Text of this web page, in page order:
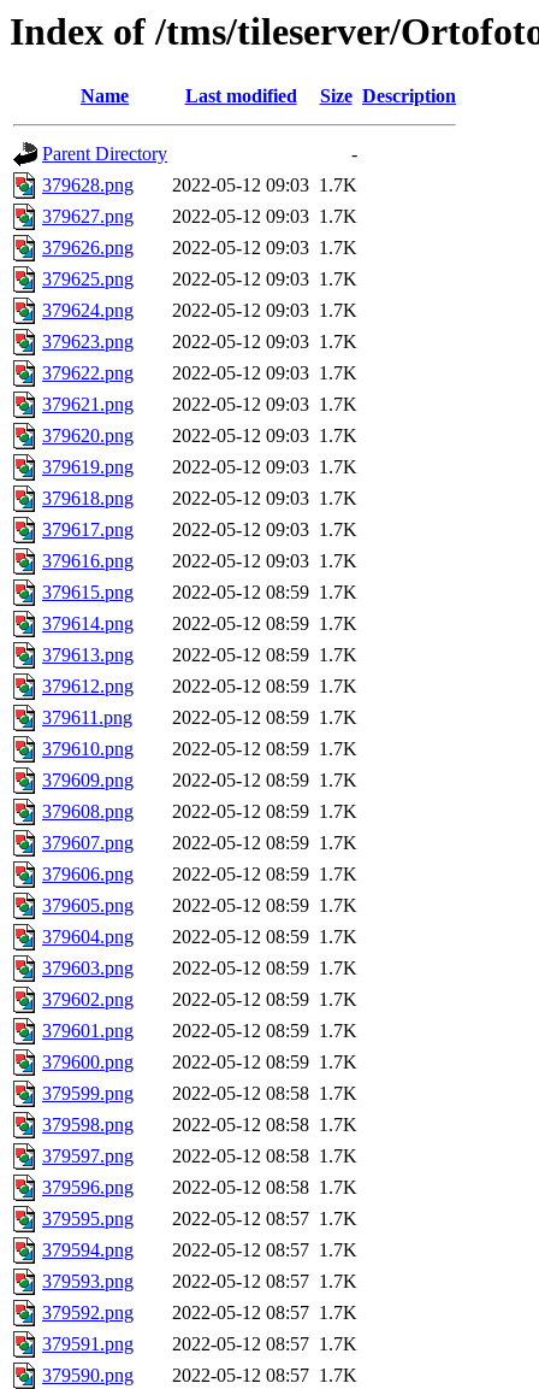
Index of /tms/tileserver/
Name Last modified Size Description
Parent Directory
-
379628.png
2022-05-12 09:03 1.7K
379627.png
2022-05-12 09:03 1.7K
379626.png
2022-05-12 09:03 1.7K
379625.png
2022-05-12 09:03 1.7K
379624.png
2022-05-12 09:03 1.7K
379623.png
2022-05-12 09:03 1.7K
379622.png
2022-05-12 09:03 1.7K
379621.png
2022-05-12 09:03 1.7K
379620.png
2022-05-12 09:03 1.7K
379619.png
2022-05-12 09:03 1.7K
379618.png
2022-05-12 09:03 1.7K
379617.png
2022-05-12 09:03 1.7K
379616.png
2022-05-12 09:03 1.7K
379615.png
2022-05-12 08:59 1.7K
379614.png
2022-05-12 08:59 1.7K
379613.png
2022-05-12 08:59 1.7K
379612.png
2022-05-12 08:59 1.7K
379611.png
2022-05-12 08:59 1.7K
379610.png
2022-05-12 08:59 1.7K
379609.png
2022-05-12 08:59 1.7K
379608.png
2022-05-12 08:59 1.7K
379607.png
2022-05-12 08:59 1.7K
379606.png
2022-05-12 08:59 1.7K
379605.png
2022-05-12 08:59 1.7K
379604.png
2022-05-12 08:59 1.7K
379603.png
2022-05-12 08:59 1.7K
379602.png
2022-05-12 08:59 1.7K
379601.png
2022-05-12 08:59 1.7K
379600.png
2022-05-12 08:59 1.7K
379599.png
2022-05-12 08:58 1.7K
379598.png
2022-05-12 08:58 1.7K
379597.png
2022-05-12 08:58 1.7K
379596.png
2022-05-12 08:58 1.7K
379595.png
2022-05-12 08:57 1.7K
379594.png
2022-05-12 08:57 1.7K
379593.png
2022-05-12 08:57 1.7K
379592.png
2022-05-12 08:57 1.7K
379591.png
2022-05-12 08:57 1.7K
379590.png
2022-05-12 08:57 1.7K